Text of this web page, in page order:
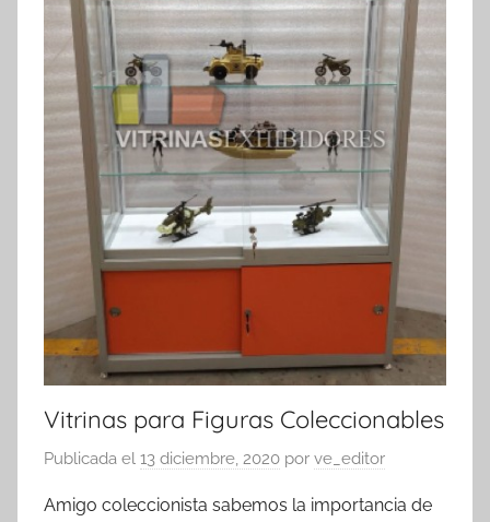
Vitrinas para Figuras Coleccionables
Publicada el 13 diciembre, 2020 por ve_editor
Amigo coleccionista sabemos la importancia de